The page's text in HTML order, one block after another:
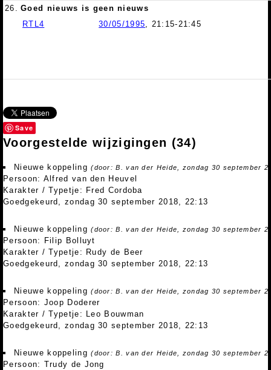
26. Goed nieuws is geen nieuws
RTL4
30/05/1995, 21:15-21:45
Save
Voorgestelde wijzigingen (34)
Nieuwe koppeling(door: B. van der Heide, zondag 30 september
Persoon: Alfred van den Heuvel
Karakter / Typetje: Fred Cordoba
Goedgekeurd, zondag 30 september 2018, 22:13
Nieuwe koppeling(door: B. van der Heide, zondag 30 september
Persoon: Filip Bolluyt
Karakter / Typetje: Rudy de Beer
Goedgekeurd, zondag 30 september 2018, 22:13
Nieuwe koppeling(door: B. van der Heide, zondag 30 september
Persoon: Joop Doderer
Karakter / Typetje: Leo Bouwman
Goedgekeurd, zondag 30 september 2018, 22:13
Nieuwe koppeling(door: B. van der Heide, zondag 30 september
Persoon: Trudy de Jong